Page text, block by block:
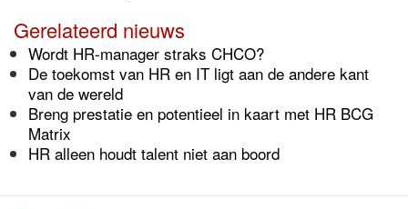
Gerelateerd nieuws
Wordt HR-manager straks CHCO?
De toekomst van HR en IT ligt aan de andere kant
van de wereld
Breng prestatie en potentieel in kaart met HR BCG
Matrix
HR alleen houdt talent niet aan boord